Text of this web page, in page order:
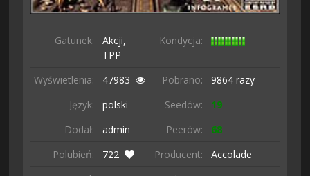
Gatunek:
Akcji,
TPP
Kondycja:
Wyświetlenia: 47983 Pobrano:
9864 razy
Język:
polski Seedów:
19
Dodał:
admin Peerów:
68
Polubień:
722 Producent:
Accolade